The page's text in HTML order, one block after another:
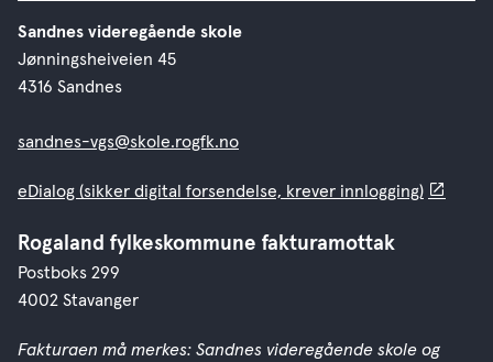
Sandnes videregående skole
Jønningsheiveien 45
4316 Sandnes
sandnes-vgs@skole.rogfk.no
eDialog (sikker digital forsendelse, krever innlogging)
Rogaland fylkeskommune fakturamottak
Postboks 299
4002 Stavanger
Fakturaen må merkes: Sandnes videregående skole og